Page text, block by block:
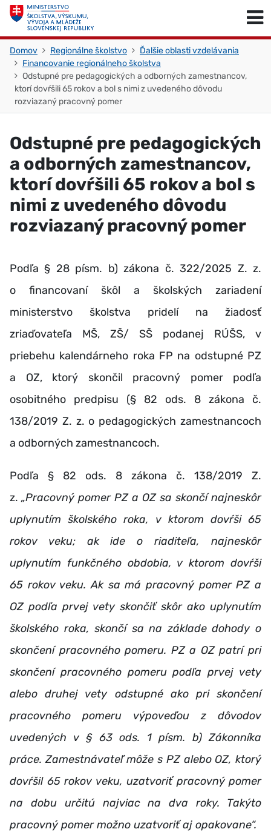
Skočiť na obsah
Domov Regionálne školstvo
Ďalšie oblasti vzdelávania
Financovanie regionálneho školstva
Odstupné pre pedagogických a odborných zamestnancov,
ktorí dovŕšili 65 rokov a bol s nimi z uvedeného dôvodu
rozviazaný pracovný pomer
Odstupné pre pedagogických
a odborných zamestnancov,
ktorí dovŕšili 65 rokov a bol s
nimi z uvedeného dôvodu
rozviazaný pracovný pomer
Podľa § 28 písm. b) zákona č. 322/2025 Z. z.
o financovaní škôl a školských zariadení
ministerstvo školstva pridelí na žiadosť
zriaďovateľa MŠ, ZŠ/ SŠ podanej RÚŠS, v
priebehu kalendárneho roka FP na odstupné PZ
a OZ, ktorý skončil pracovný pomer podľa
osobitného predpisu (§ 82 ods. 8 zákona č.
138/2019 Z. z. o pedagogických zamestnancoch
a odborných zamestnancoch.
Podľa § 82 ods. 8 zákona č. 138/2019 Z.
z. „Pracovný pomer PZ a OZ sa skončí najneskôr
uplynutím školského roka, v ktorom dovŕši 65
rokov veku; ak ide o riaditeľa, najneskôr
uplynutím funkčného obdobia, v ktorom dovŕši
65 rokov veku. Ak sa má pracovný pomer PZ a
OZ podľa prvej vety skončiť skôr ako uplynutím
školského roka, skončí sa na základe dohody o
skončení pracovného pomeru. PZ a OZ patrí pri
skončení pracovného pomeru podľa prvej vety
alebo druhej vety odstupné ako pri skončení
pracovného pomeru výpoveďou z dôvodov
uvedených v § 63 ods. 1 písm. b) Zákonníka
práce. Zamestnávateľ môže s PZ alebo OZ, ktorý
dovŕšil 65 rokov veku, uzatvoriť pracovný pomer
na dobu určitú najviac na dva roky. Takýto
pracovný pomer možno uzatvoriť aj opakovane“.
Skočiť na začiatok stránky